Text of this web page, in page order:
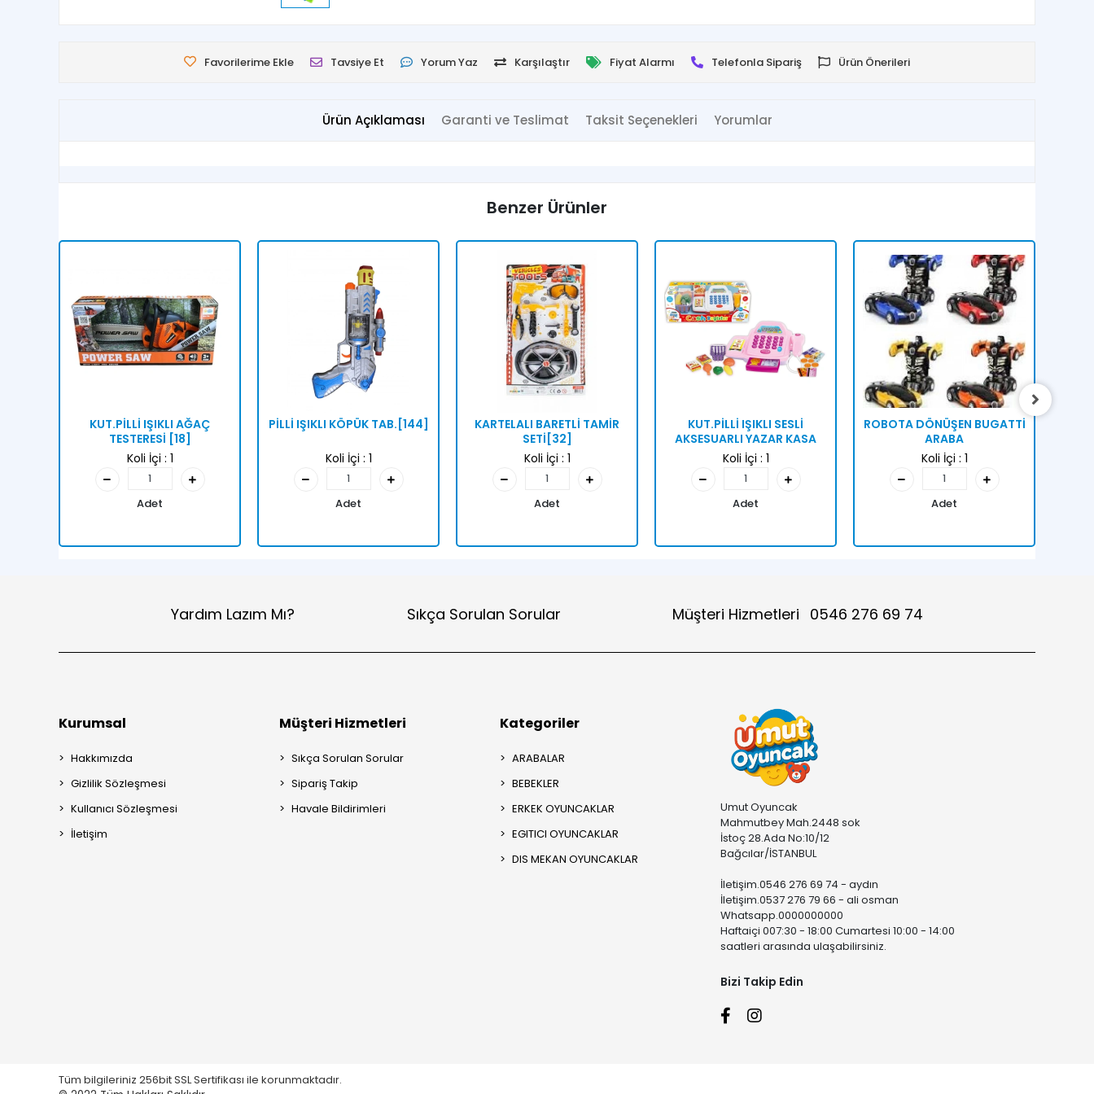
Favorilerime Ekle Tavsiye Et Yorum Yaz Karşılaştır Fiyat Alarmı Telefonla Sipariş Ürün Önerileri
Ürün Açıklaması Garanti ve Teslimat Taksit Seçenekleri Yorumlar
Benzer Ürünler
KUT.PİLLİ IŞIKLI AĞAÇ
TESTERESİ [18]
Koli İçi : 1
Adet
PİLLİ IŞIKLI KÖPÜK TAB.[144]
Koli İçi : 1
Adet
KARTELALI BARETLİ TAMİR
SETİ[32]
Koli İçi : 1
Adet
KUT.PİLLİ IŞIKLI SESLİ
AKSESUARLI YAZAR KASA
Koli İçi : 1
Adet
ROBOTA DÖNÜŞEN BUGATTİ
ARABA
Koli İçi : 1
Adet
Yardım Lazım Mı? Sıkça Sorulan Sorular Müşteri Hizmetleri 0546 276 69 74
Kurumsal
Hakkımızda
Gizlilik Sözleşmesi
Kullanıcı Sözleşmesi
İletişim
Müşteri Hizmetleri
Sıkça Sorulan Sorular
Sipariş Takip
Havale Bildirimleri
Kategoriler
ARABALAR
BEBEKLER
ERKEK OYUNCAKLAR
EGITICI OYUNCAKLAR
DIS MEKAN OYUNCAKLAR
Umut Oyuncak
Mahmutbey Mah.2448 sok
İstoç 28.Ada No:10/12
Bağcılar/İSTANBUL
İletişim.0546 276 69 74 - aydın
İletişim.0537 276 79 66 - ali osman
Whatsapp.0000000000
Haftaiçi 007:30 - 18:00 Cumartesi 10:00 - 14:00
saatleri arasında ulaşabilirsiniz.
Bizi Takip Edin
Tüm bilgileriniz 256bit SSL Sertifikası ile korunmaktadır.